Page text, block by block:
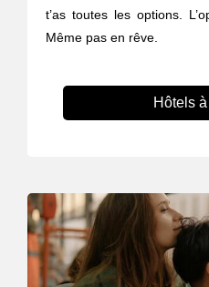
t’as toutes les options.
Même pas en rêve.
Hôtels